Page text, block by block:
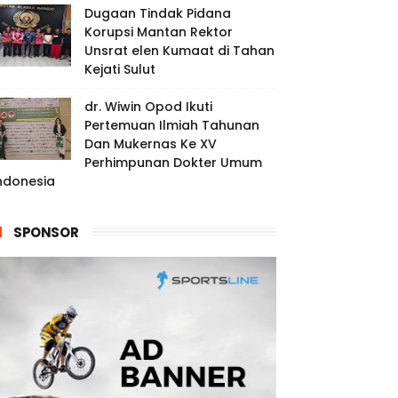
Dugaan Tindak Pidana
Korupsi Mantan Rektor
Unsrat elen Kumaat di Tahan
Kejati Sulut
dr. Wiwin Opod Ikuti
Pertemuan Ilmiah Tahunan
Dan Mukernas Ke XV
Perhimpunan Dokter Umum
SPONSOR